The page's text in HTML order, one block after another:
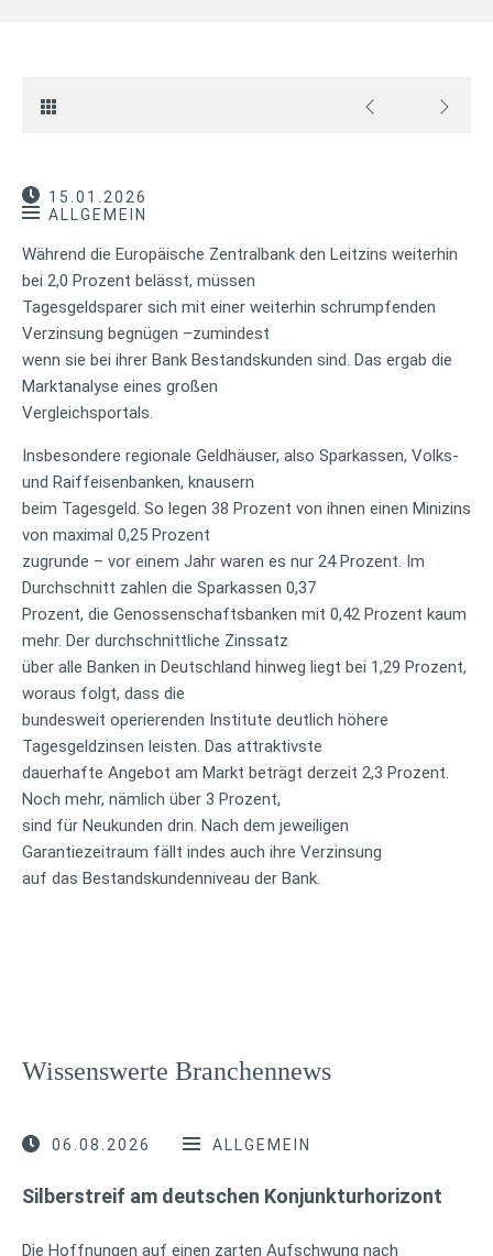
15.01.2026
ALLGEMEIN
Während die Europäische Zentralbank den Leitzins weiterhin
bei 2,0 Prozent belässt, müssen
Tagesgeldsparer sich mit einer weiterhin schrumpfenden
Verzinsung begnügen –zumindest
wenn sie bei ihrer Bank Bestandskunden sind. Das ergab die
Marktanalyse eines großen
Vergleichsportals.
Insbesondere regionale Geldhäuser, also Sparkassen, Volks-
und Raiffeisenbanken, knausern
beim Tagesgeld. So legen 38 Prozent von ihnen einen Minizins
von maximal 0,25 Prozent
zugrunde – vor einem Jahr waren es nur 24 Prozent. Im
Durchschnitt zahlen die Sparkassen 0,37
Prozent, die Genossenschaftsbanken mit 0,42 Prozent kaum
mehr. Der durchschnittliche Zinssatz
über alle Banken in Deutschland hinweg liegt bei 1,29 Prozent,
woraus folgt, dass die
bundesweit operierenden Institute deutlich höhere
Tagesgeldzinsen leisten. Das attraktivste
dauerhafte Angebot am Markt beträgt derzeit 2,3 Prozent.
Noch mehr, nämlich über 3 Prozent,
sind für Neukunden drin. Nach dem jeweiligen
Garantiezeitraum fällt indes auch ihre Verzinsung
auf das Bestandskundenniveau der Bank.
Wissenswerte Branchennews
06.08.2026 ALLGEMEIN
Silberstreif am deutschen Konjunkturhorizont
Die Hoffnungen auf einen zarten Aufschwung nach